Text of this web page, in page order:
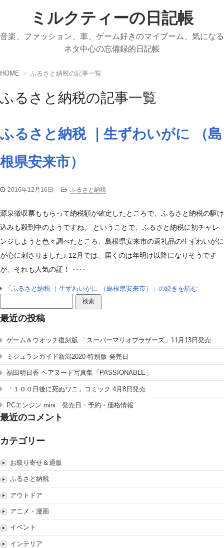
ミルクティーの日記帳
音楽、ファッション、車、ゲーム好きのマイブーム、気になる
ネタ中心の忘備録的日記帳
HOME ふるさと納税の記事一覧
ふるさと納税の記事一覧
ふるさと納税 ｜生ずわいがに （島
根県安来市）
2016年12月16日 ふるさと納税
源泉徴収票ももらって納税額が確定したところで、ふるさと納税の駆け
込みも殺到中のようですね。 ということで、ふるさと納税に初チャレ
ンジしようと色々調べたところ、島根県安来市の返礼品の生ずわいがに
が心に刺さりました♪ 12月では、届くのは年明け以降になりそうです
が、それも人気の証！ ‥‥
「ふるさと納税 ｜生ずわいがに （島根県安来市）」の続きを読む
索:
最近の投稿
ゲーム＆ウオッチ復刻版 「スーパーマリオブラザーズ」11月13日発売
ミシュランガイド新潟2020 特別版 発売日
福田明日香 ヘアヌード写真集「PASSIONABLE」
「１００日後に死ぬワニ」コミック 4月8日発売
PCエンジン mini 発売日・予約・価格情報
最近のコメント
カテゴリー
お取り寄せ＆通販
ふるさと納税
アウトドア
アニメ・漫画
イベント
インテリア